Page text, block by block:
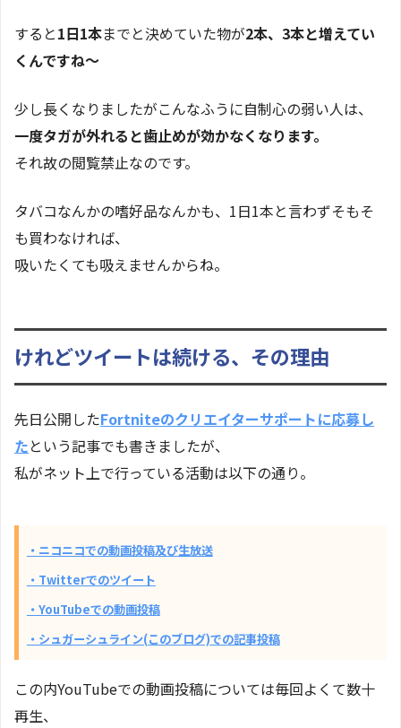
すると1日1本までと決めていた物が2本、3本と増えてい
くんですね～
少し長くなりましたがこんなふうに自制心の弱い人は、
一度タガが外れると歯止めが効かなくなります。
それ故の閲覧禁止なのです。
タバコなんかの嗜好品なんかも、1日1本と言わずそもそ
も買わなければ、
吸いたくても吸えませんからね。
けれどツイートは続ける、その理由
先日公開したFortniteのクリエイターサポートに応募し
たという記事でも書きましたが、
私がネット上で行っている活動は以下の通り。
・ニコニコでの動画投稿及び生放送
・Twitterでのツイート
・YouTubeでの動画投稿
・シュガーシュライン(このブログ)での記事投稿
この内YouTubeでの動画投稿については毎回よくて数十
再生、